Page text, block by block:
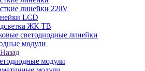
линейки 220V
LCD
ЖК ТВ
светодиодные линейки
модули
Назад
модули